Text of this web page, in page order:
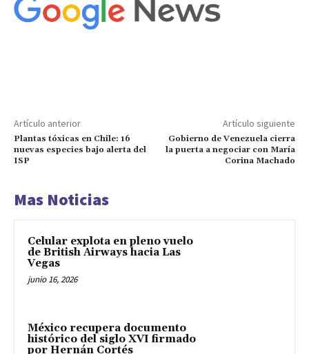
Artículo anterior
Plantas tóxicas en Chile: 16
nuevas especies bajo alerta del
ISP
Artículo siguiente
Gobierno de Venezuela cierra
la puerta a negociar con María
Corina Machado
Mas Noticias
Celular explota en pleno vuelo
de British Airways hacia Las
Vegas
junio 16, 2026
México recupera documento
histórico del siglo XVI firmado
por Hernán Cortés